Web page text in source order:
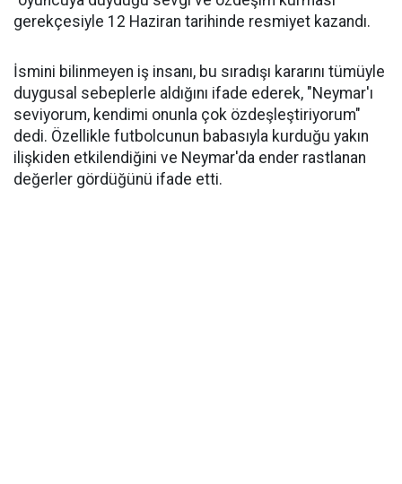
gerekçesiyle 12 Haziran tarihinde resmiyet kazandı.
İsmini bilinmeyen iş insanı, bu sıradışı kararını tümüyle
duygusal sebeplerle aldığını ifade ederek, "Neymar'ı
seviyorum, kendimi onunla çok özdeşleştiriyorum"
dedi. Özellikle futbolcunun babasıyla kurduğu yakın
ilişkiden etkilendiğini ve Neymar'da ender rastlanan
değerler gördüğünü ifade etti.